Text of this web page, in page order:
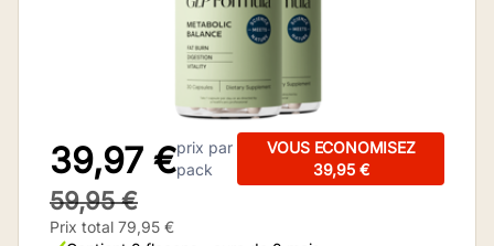
39,97 €prix par
pack
VOUS ECONOMISEZ
39,95 €
59,95 €
Prix total 79,95 €